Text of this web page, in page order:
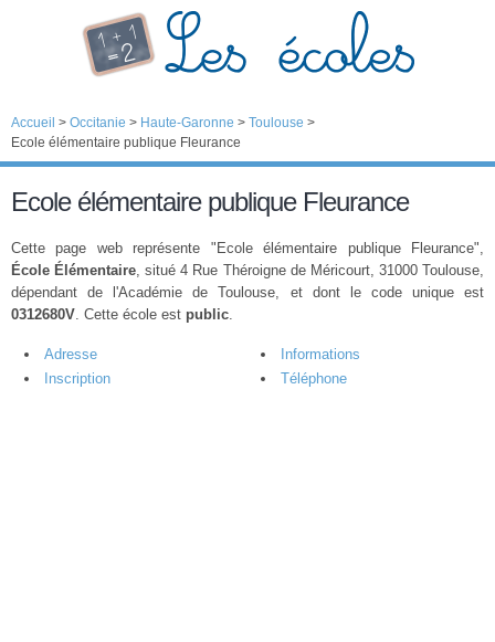
Accueil > Occitanie > Haute-Garonne > Toulouse >
Ecole élémentaire publique Fleurance
Ecole élémentaire publique Fleurance
Cette page web représente "Ecole élémentaire publique Fleurance",
École Élémentaire, situé 4 Rue Théroigne de Méricourt, 31000 Toulouse,
dépendant de l'Académie de Toulouse, et dont le code unique est
0312680V. Cette école est public.
Adresse
Informations
Inscription
Téléphone